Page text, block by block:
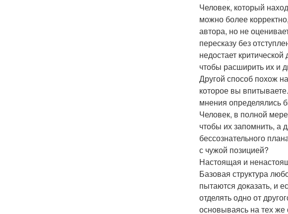
Человек, который
можно более
автора, но не
пересказу без
недостает
чтобы расширить их и
Другой способ похож
которое вы
мнения определялись
Человек, в полной
чтобы их запомнить, а
бессознательного
с чужой позицией?
Настоящая и
Базовая структура
пытаются доказать, и
отделять одно от
основываясь на тех